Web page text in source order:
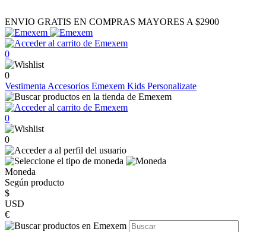
ENVIO GRATIS EN COMPRAS MAYORES A $2900
0
0
Vestimenta Accesorios Emexem Kids Personalizate
0
0
Moneda
Según producto
$
USD
€